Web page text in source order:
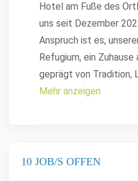
Hotel am Fuße des
uns seit Dezember
Anspruch ist es,
Refugium, ein
geprägt von Tradition,
Mehr anzeigen
10 JOB/S OFFEN